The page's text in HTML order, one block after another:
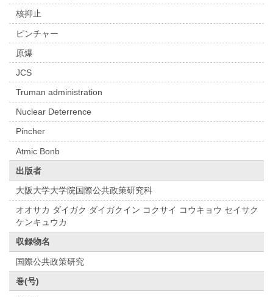
核抑止
ピンチャー
原爆
JCS
Truman administration
Nuclear Deterrence
Pincher
Atmic Bonb
出版者
大阪大学大学院国際公共政策研究科
オオサカ ダイガク ダイガクイン コクサイ コウキョウ セイサク
ケンキュウカ
収録物名
国際公共政策研究
巻(号)